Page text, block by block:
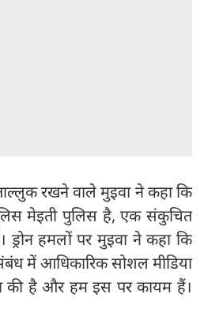
रखने वाले मुइवा ने कहा कि
मेइती पुलिस है, एक संकुचित
ड्रोन हमलों पर मुइवा ने कहा कि
में आधिकारिक सोशल मीडिया
की है और हम इस पर कायम हैं।